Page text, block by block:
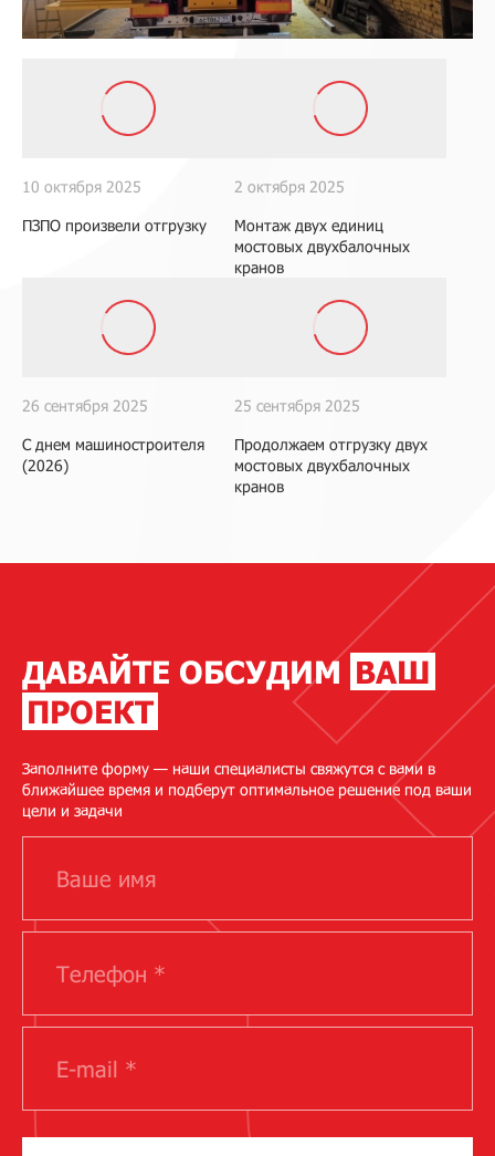
10 октября 2025
ПЗПО произвели отгрузку
2 октября 2025
Монтаж двух единиц
мостовых двухбалочных
кранов
26 сентября 2025
С днем машиностроителя
(2026)
25 сентября 2025
Продолжаем отгрузку двух
мостовых двухбалочных
кранов
ДАВАЙТЕ ОБСУДИМ ВАШ
ПРОЕКТ
Заполните форму — наши специалисты свяжутся с вами в
ближайшее время и подберут оптимальное решение под ваши
цели и задачи